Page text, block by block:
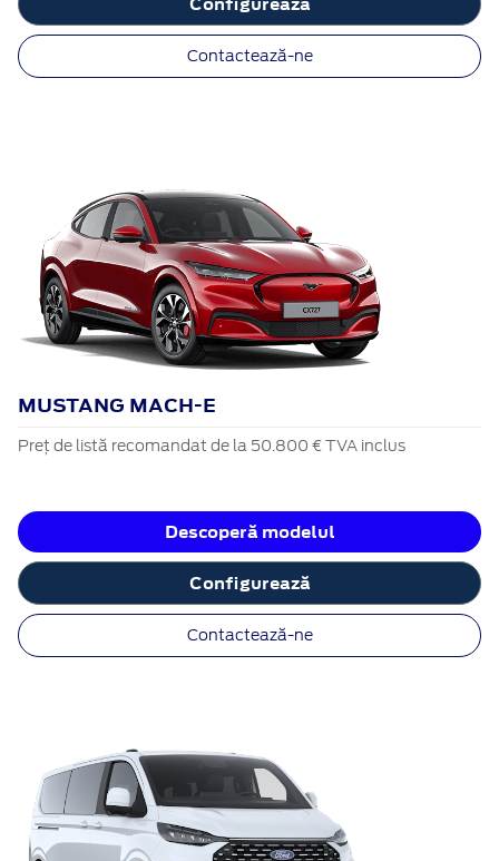
Contactează-ne
MUSTANG MACH-E
Preț de listă recomandat de la 50.800 € TVA inclus
Descoperă modelul
Configurează
Contactează-ne